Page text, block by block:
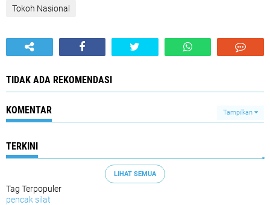
Tokoh Nasional
TIDAK ADA REKOMENDASI
KOMENTAR Tampilkan
TERKINI
LIHAT SEMUA
Tag Terpopuler
pencak silat